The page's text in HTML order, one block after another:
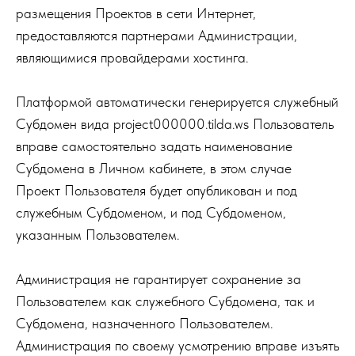
размещения Проектов в сети Интернет,
предоставляются партнерами Администрации,
являющимися провайдерами хостинга.
Платформой автоматически генерируется служебный
Субдомен вида project000000.tilda.ws Пользователь
вправе самостоятельно задать наименование
Субдомена в Личном кабинете, в этом случае
Проект Пользователя будет опубликован и под
служебным Субдоменом, и под Субдоменом,
указанным Пользователем.
Администрация не гарантирует сохранение за
Пользователем как служебного Субдомена, так и
Субдомена, назначенного Пользователем.
Администрация по своему усмотрению вправе изъять